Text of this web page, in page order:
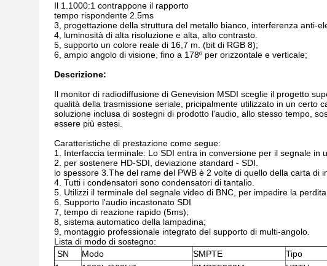
Il 1.1000:1 contrappone il rapporto
tempo rispondente 2.5ms
3, progettazione della struttura del metallo bianco, interferenza anti-
4, luminosità di alta risoluzione e alta, alto contrasto.
5, supporto un colore reale di 16,7 m. (bit di RGB 8);
6, ampio angolo di visione, fino a 178º per orizzontale e verticale;
Descrizione:
Il monitor di radiodiffusione di Genevision MSDI sceglie il progetto
qualità della trasmissione seriale, pricipalmente utilizzato in un certo
soluzione inclusa di sostegni di prodotto l'audio, allo stesso tempo,
essere più estesi.
Caratteristiche di prestazione come segue:
1. Interfaccia terminale: Lo SDI entra in conversione per il segnale in
2. per sostenere HD-SDI, deviazione standard - SDI.
lo spessore 3.The del rame del PWB è 2 volte di quello della carta di
4. Tutti i condensatori sono condensatori di tantalio.
5. Utilizzi il terminale del segnale video di BNC, per impedire la perdita.
6. Supporto l'audio incastonato SDI
7, tempo di reazione rapido (5ms);
8, sistema automatico della lampadina;
9, montaggio professionale integrato del supporto di multi-angolo.
Lista di modo di sostegno:
SN
Modo SMPTE
Tipo